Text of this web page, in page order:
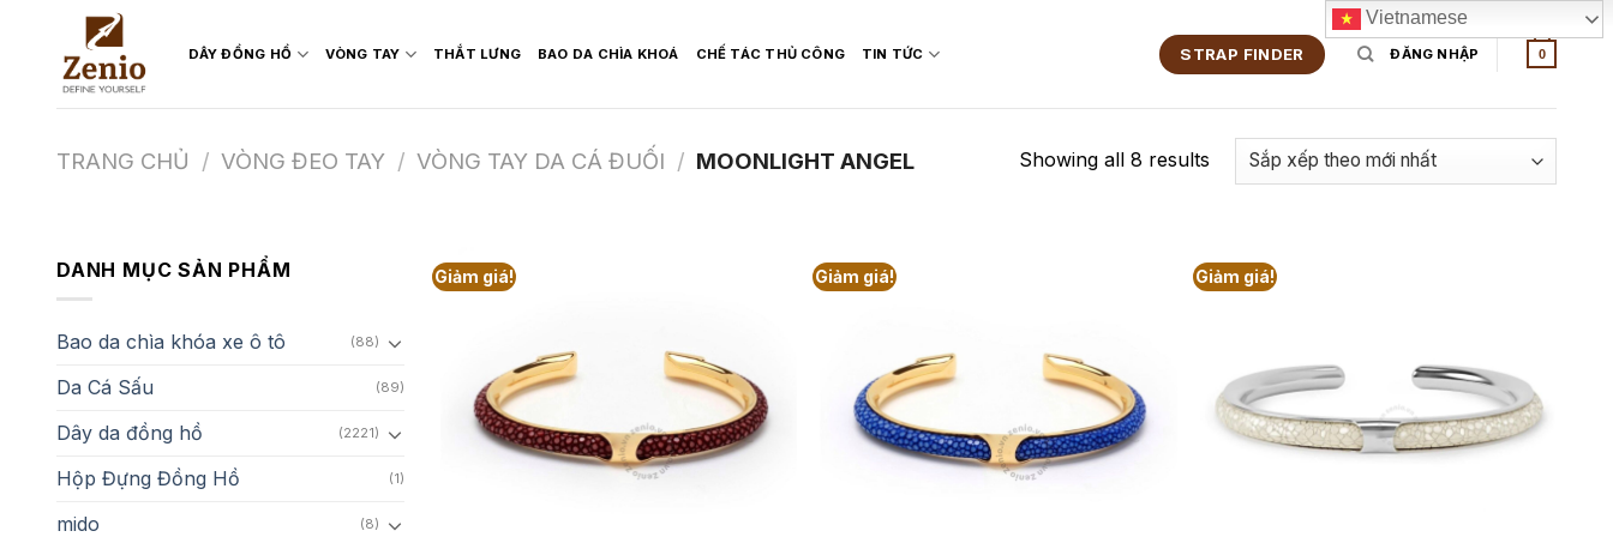
content
DÂY ĐỒNG HỒ VÒNG TAY THẮT LƯNG BAO DA CHÌA KHOÁ CHẾ TÁC THỦ CÔNG TIN TỨC STRAP FINDER ĐĂNG NHẬP 0
TRANG CHỦ / VÒNG ĐEO TAY / VÒNG TAY DA CÁ ĐUỐI / MOONLIGHT ANGEL Showing all 8 results
DANH MỤC SẢN PHẨM
Bao da chìa khóa xe ô tô (88)
Da Cá Sấu (89)
Dây da đồng hồ (2221)
Hộp Đựng Đồng Hồ (1)
mido (8)
Giảm giá! Giảm giá! Giảm giá!
Vietnamese